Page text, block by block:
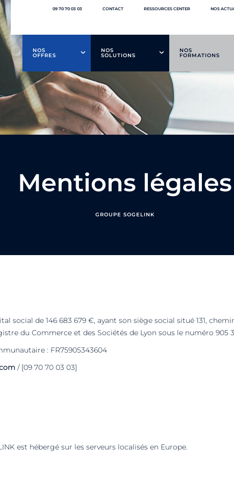
09 70 70 03 03 CONTACT RESSOURCES CENTER NOS
NOS
OFFRES
NOS
SOLUTIONS
NOS
FORMATIONS
Mentions légales
GROUPE SOGELINK
social de 146 683 679 €, ayant son siège social situé 131,
du Commerce et des Sociétés de Lyon sous le numéro 905
: FR75905343604
/ [09 70 70 03 03]
est hébergé sur les serveurs localisés en Europe.